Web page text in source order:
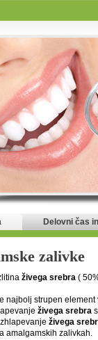
Delovni čas
zalivke
živega srebra (
najbolj strupen
živega srebra
živega
amalgamskih zalivkah.